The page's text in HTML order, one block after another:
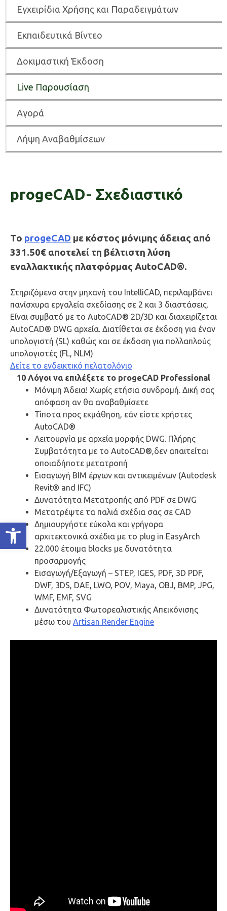
Ανοίξτε τη γραμμή εργαλείων
Εγχειρίδια Χρήσης και Παραδειγμάτων
Εκπαιδευτικά Βίντεο
Δοκιμαστική Έκδοση
Live Παρουσίαση
Αγορά
Λήψη Αναβαθμίσεων
progeCAD- Σχεδιαστικό
Το progeCAD με κόστος μόνιμης άδειας από
331.50€ αποτελεί τη βέλτιστη λύση
εναλλακτικής πλατφόρμας AutoCAD®.
Στηριζόμενο στην μηχανή του IntelliCAD, περιλαμβάνει
πανίσχυρα εργαλεία σχεδίασης σε 2 και 3 διαστάσεις.
Είναι συμβατό με το AutoCAD® 2D/3D και διαχειρίζεται
AutoCAD® DWG αρχεία. Διατίθεται σε έκδοση για έναν
υπολογιστή (SL) καθώς και σε έκδοση για πολλαπλούς
υπολογιστές (FL, NLM)
Δείτε το ενδεικτικό πελατολόγιο
10 Λόγοι να επιλέξετε το progeCAD Professional
Μόνιμη Άδεια! Χωρίς ετήσια συνδρομή. Δική σας
απόφαση αν θα αναβαθμίσετε
Τίποτα προς εκμάθηση, εάν είστε χρήστες
AutoCAD®
Λειτουργία με αρχεία μορφής DWG. Πλήρης
Συμβατότητα με το AutoCAD®,δεν απαιτείται
οποιαδήποτε μετατροπή
Εισαγωγή ΒΙΜ έργων και αντικειμένων (Autodesk
Revit® and IFC)
Δυνατότητα Μετατροπής από PDF σε DWG
Μετατρέψτε τα παλιά σχέδια σας σε CAD
Δημιουργήστε εύκολα και γρήγορα
αρχιτεκτονικά σχέδια με το plug in EasyArch
22.000 έτοιμα blocks με δυνατότητα
προσαρμογής
Εισαγωγή/Εξαγωγή – STEP, IGES, PDF, 3D PDF,
DWF, 3DS, DAE, LWO, POV, Maya, OBJ, BMP, JPG,
WMF, EMF, SVG
Δυνατότητα Φωτορεαλιστικής Απεικόνισης
μέσω του Artisan Render Engine